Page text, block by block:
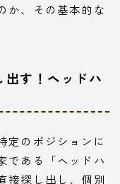
か、その基本的な
す！ヘッドハ
定のポジションに
である「ヘッドハ
接探し出し、個別